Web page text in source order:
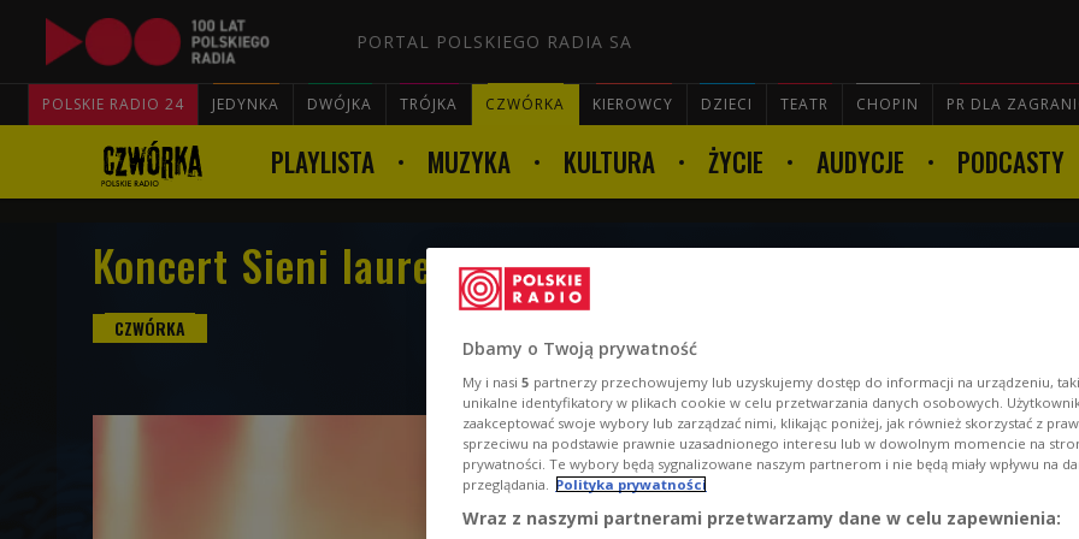
PORTAL POLSKIEGO RADIA SA
POLSKIE RADIO 24 JEDYNKA DWÓJKA TRÓJKA CZWÓRKA KIEROWCY DZIECI TEATR CHOPIN PR DLA

PLAYLISTA MUZYKA KULTURA ŻYCIE AUDYCJE PODCASTY
Koncert Sieni laureatki konkursu "Będzie głośno!"
Dbamy o Twoją prywatność
My i nasi 5 partnerzy przechowujemy lub uzyskujemy dostęp do informacji na urządzeniu,
unikalne identyfikatory w plikach cookie w celu przetwarzania danych osobowych.
zaakceptować swoje wybory lub zarządzać nimi, klikając poniżej, jak również skorzystać z
sprzeciwu na podstawie prawnie uzasadnionego interesu lub w dowolnym momencie na
prywatności. Te wybory będą sygnalizowane naszym partnerom i nie będą miały wpływu na
przeglądania.
Polityka prywatności
Wraz z naszymi partnerami przetwarzamy dane w celu zapewnienia: